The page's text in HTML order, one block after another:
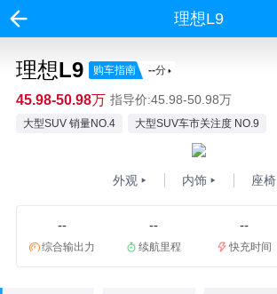
理想L9
理想L9 购车指南 --分
45.98-50.98万 指导价:45.98-50.98万
大型SUV 销量NO.4 大型SUV车市关注度 NO.9
外观 内饰 座椅
--
综合输出力
--
续航里程
--
快充时间